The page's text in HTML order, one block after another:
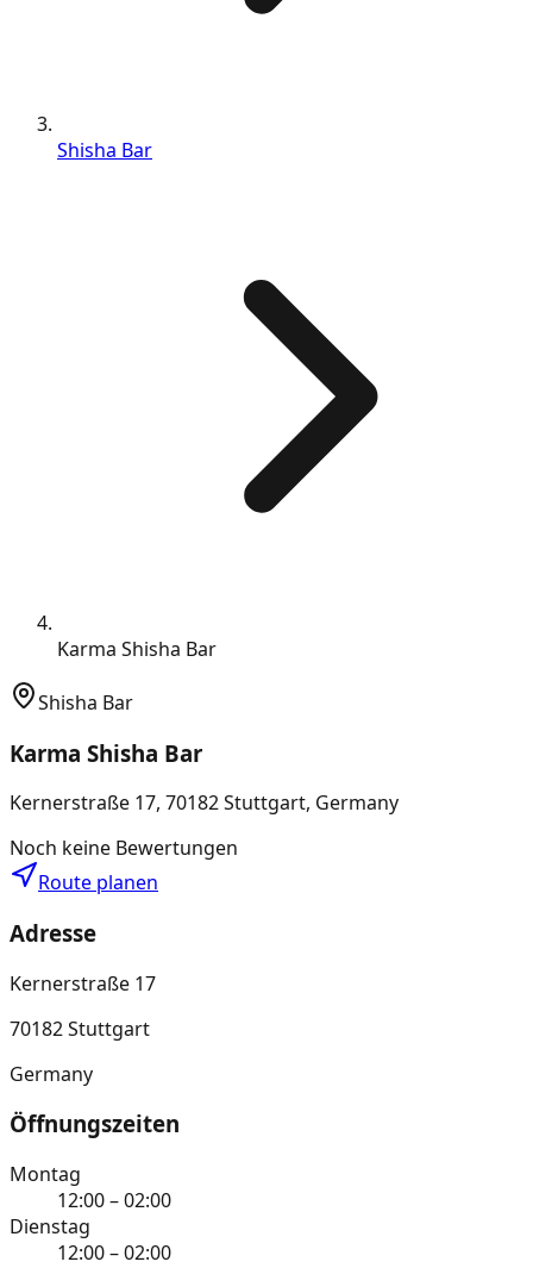
Shisha Bar
Karma Shisha Bar
Shisha Bar
Karma Shisha Bar
Kernerstraße 17, 70182 Stuttgart, Germany
Noch keine Bewertungen
Route planen
Adresse
Kernerstraße 17
70182 Stuttgart
Germany
Öffnungszeiten
Montag
12:00 – 02:00
Dienstag
12:00 – 02:00